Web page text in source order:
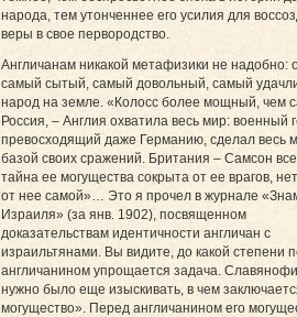
народа, тем утонченнее его усилия для
веры в свое первородство.
Англичанам никакой метафизики не надобно:
самый сытый, самый довольный, самый
народ на земле. «Колосс более мощный, чем
Россия, – Англия охватила весь мир: военный
превосходящий даже Германию, сделал весь
базой своих сражений. Британия – Самсон
тайна ее могущества сокрыта от ее врагов,
от нее самой»… Это я прочел в журнале
Израиля» (за янв. 1902), посвященном
доказательствам идентичности англичан с
израильтянами. Вы видите, до какой степени
англичанином упрощается задача.
нужно было еще изыскивать, в чем
могущество». Перед англичанином его